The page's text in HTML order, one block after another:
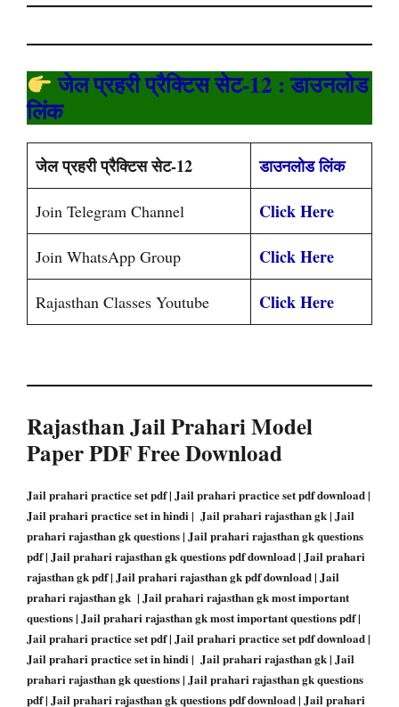
जेल प्रहरी प्रैक्टिस सेट-12 : डाउनलोड
लिंक
जेल प्रहरी प्रैक्टिस सेट-12 डाउनलोड लिंक
Join Telegram Channel Click Here
Join WhatsApp Group Click Here
Rajasthan Classes Youtube Click Here
Rajasthan Jail Prahari Model
Paper PDF Free Download
Jail prahari practice set pdf | Jail prahari practice set pdf download |
Jail prahari practice set in hindi | Jail prahari rajasthan gk | Jail
prahari rajasthan gk questions | Jail prahari rajasthan gk questions
pdf | Jail prahari rajasthan gk questions pdf download | Jail prahari
rajasthan gk pdf | Jail prahari rajasthan gk pdf download | Jail
prahari rajasthan gk | Jail prahari rajasthan gk most important
questions | Jail prahari rajasthan gk most important questions pdf |
Jail prahari practice set pdf | Jail prahari practice set pdf download |
Jail prahari practice set in hindi | Jail prahari rajasthan gk | Jail
prahari rajasthan gk questions | Jail prahari rajasthan gk questions
pdf | Jail prahari rajasthan gk questions pdf download | Jail prahari